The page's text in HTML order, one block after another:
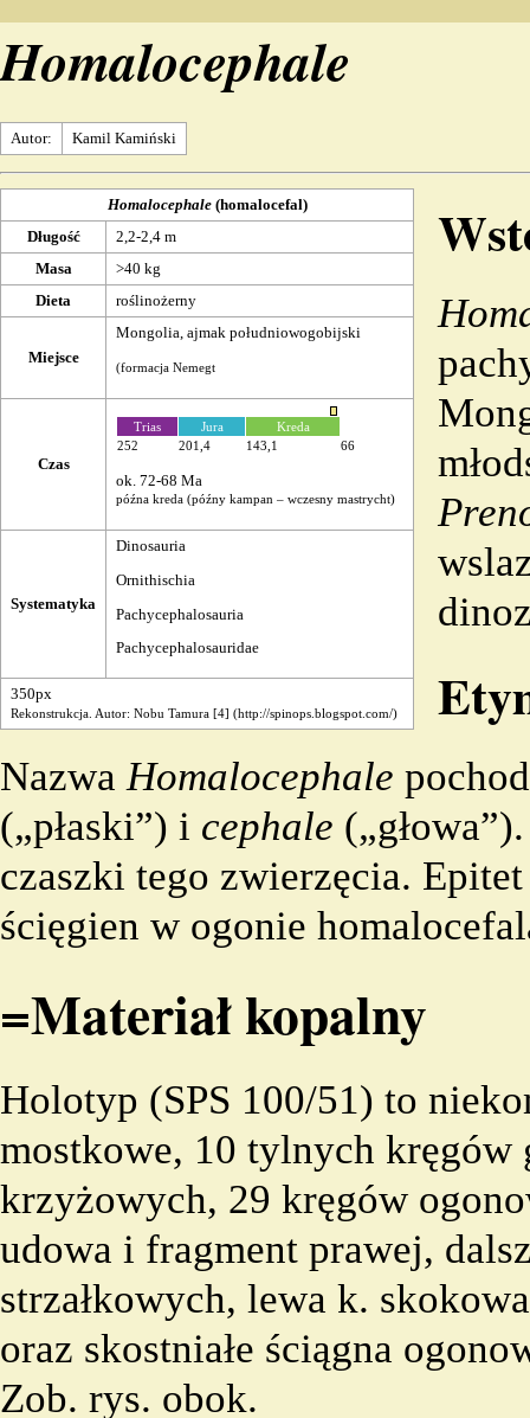
Homalocephale
Autor: Kamil Kamiński
Homalocephale(homalocefal)
Długość
2,2-2,4 m
Masa
>40 kg
Dieta
roślinożerny
Miejsce
Mongolia, ajmak południowogobijski
(formacja Nemegt
Czas
Trias
252
Jura
201,4
Kreda
143,1
66
ok. 72-68 Ma
późna kreda (późny kampan – wczesny mastrycht)
Systematyka
Dinosauria
Ornithischia
Pachycephalosauria
Pachycephalosauridae
350px
Rekonstrukcja. Autor: Nobu Tamura [4]
Nazwa Homalocephale
(„płaski”) i cephale
czaszki tego zwierzęcia.
ścięgien w ogonie
=Materiał kopalny
Holotyp (SPS 100/51) to
mostkowe, 10 tylnych
krzyżowych, 29 kręgów
udowa i fragment prawej,
strzałkowych, lewa k.
oraz skostniałe ściągna
Zob. rys. obok.